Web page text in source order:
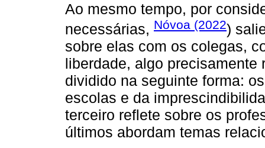
Ao mesmo tempo, por
necessárias, Nóvoa (2022)
sobre elas com os colegas,
liberdade, algo
dividido na seguinte forma:
escolas e da
terceiro reflete sobre os
últimos abordam temas